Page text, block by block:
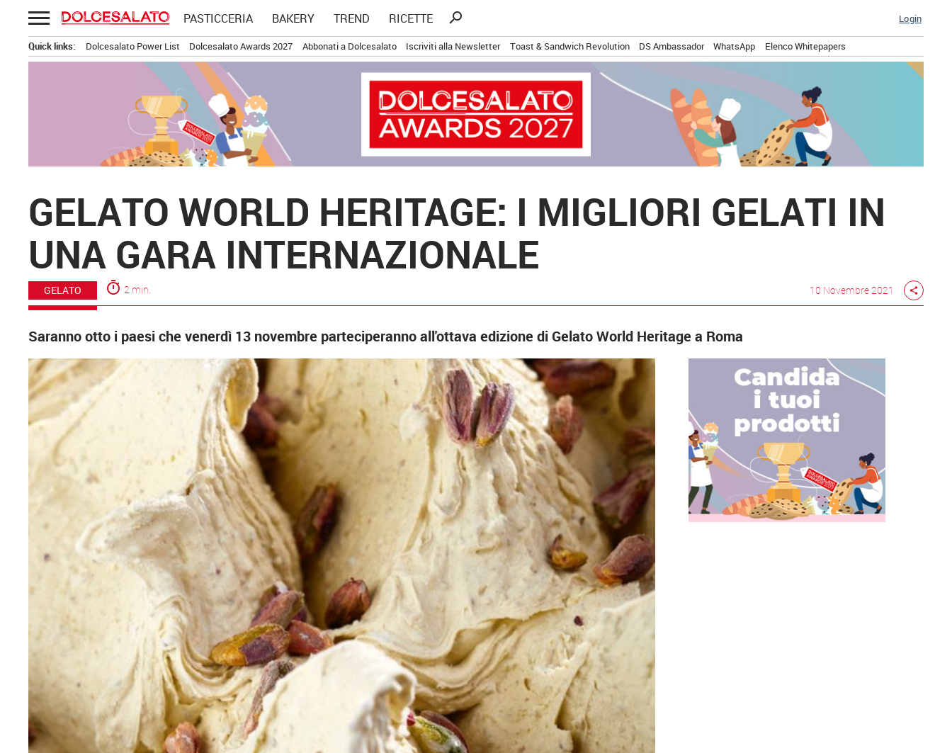
Passa
al
contenuto
PASTICCERIA BAKERY TREND RICETTE
Ricerca
search Login
Quick links: Dolcesalato Power List Dolcesalato Awards 2027 Abbonati a Dolcesalato Iscriviti alla Newsletter Toast & Sandwich Revolution DS Ambassador WhatsApp Elenco Whitepapers
GELATO WORLD HERITAGE: I MIGLIORI GELATI IN
UNA GARA INTERNAZIONALE
GELATO timer 2 min. 10 Novembre 2021 share
Saranno otto i paesi che venerdì 13 novembre parteciperanno all'ottava edizione di Gelato World Heritage a Roma